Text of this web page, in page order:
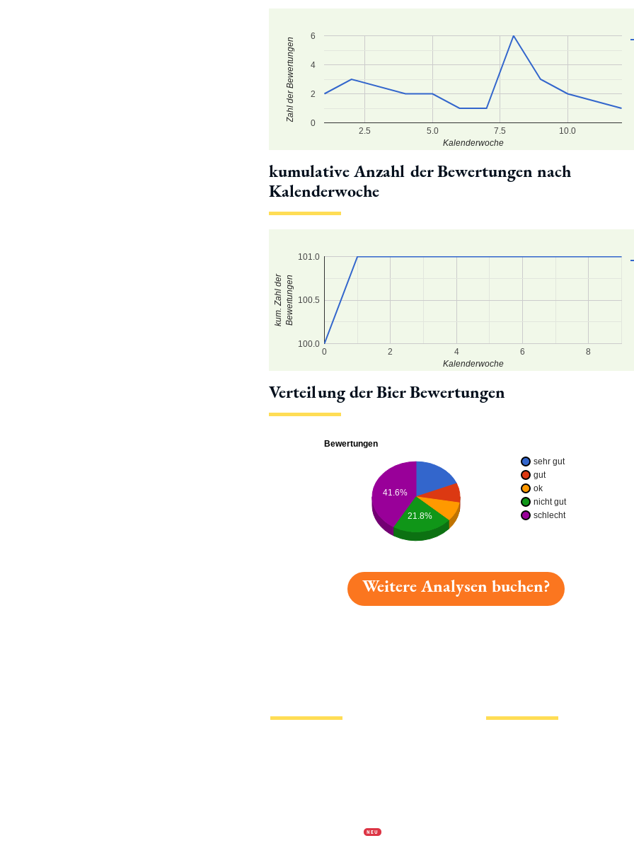
2.5 5.0 7.5 10.0
0
2
4
6
Kalenderwoche
Zahl der Bewertungen
kumulative Anzahl der Bewertungen nach
Kalenderwoche
0 2 4 6 8
100.0
100.5
101.0
Kalenderwoche
kum. Zahl derBewertungen
Verteilung der Bier Bewertungen
Bewertungen
sehr gut
gut
ok
nicht gut
schlecht
41.6%
21.8%
Weitere Analysen buchen?
N E U